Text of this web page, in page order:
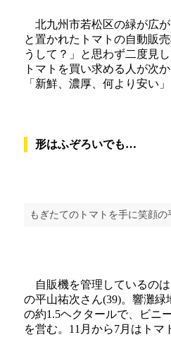
北九州市若松区の緑が広
と置かれたトマトの自動販
うして？」と思わず二度見
トマトを買い求める人が次
「新鮮、濃厚、何より安い
形はふぞろいでも…
もぎたてのトマトを手に笑顔の
自販機を管理しているのは
の平山祐次さん(39)。響灘緑
の約1.5ヘクタールで、ビニ
を営む。11月から7月はトマ